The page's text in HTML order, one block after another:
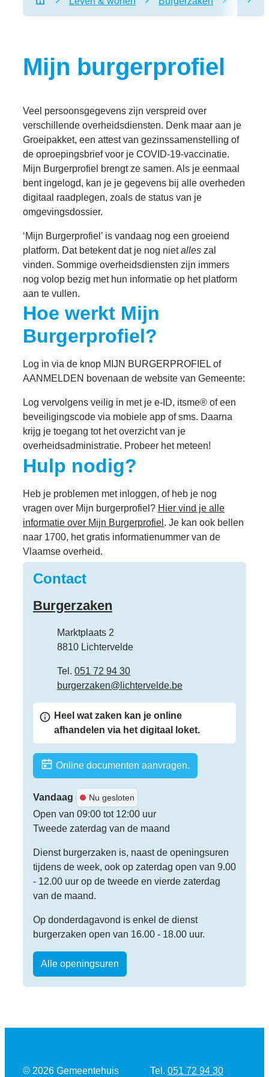
Startpagina
Mijn burgerprofiel
Veel persoonsgegevens zijn verspreid over
verschillende overheidsdiensten. Denk maar aan je
Groeipakket, een attest van gezinssamenstelling of
de oproepingsbrief voor je COVID-19-vaccinatie.
Mijn Burgerprofiel brengt ze samen. Als je eenmaal
bent ingelogd, kan je je gegevens bij alle overheden
digitaal raadplegen, zoals de status van je
omgevingsdossier.
‘Mijn Burgerprofiel’ is vandaag nog een groeiend
platform. Dat betekent dat je nog nietalles zal
vinden. Sommige overheidsdiensten zijn immers
nog volop bezig met hun informatie op het platform
aan te vullen.
Hoe werkt Mijn
Burgerprofiel?
Log in via de knop MIJN BURGERPROFIEL of
AANMELDEN bovenaan de website van Gemeente:
Log vervolgens veilig in met je e-ID, itsme® of een
beveiligingscode via mobiele app of sms. Daarna
krijg je toegang tot het overzicht van je
overheidsadministratie. Probeer het meteen!
Hulp nodig?
Heb je problemen met inloggen, of heb je nog
vragen over Mijn burgerprofiel? Hier vind je alle
informatie over Mijn Burgerprofiel . Je kan ook bellen
naar 1700, het gratis informatienummer van de
Vlaamse overheid.
Contact
Burgerzaken
AdresMarktplaats 2
,8810 Lichtervelde
051 72 94 30
E-mailburgerzaken@ lichtervelde.be
Heel wat zaken kan je online
afhandelen via het digitaal loket.
Online documenten aanvragen.
Vandaag Nu gesloten
Open van 09:00 tot 12:00 uur
Tweede zaterdag van de maand
Dienst burgerzaken is, naast de openingsuren
tijdens de week, ook op zaterdag open van 9.00
- 12.00 uur op de tweede en vierde zaterdag
van de maand.
Op donderdagavond is enkel de dienst
burgerzaken open van 16.00 - 18.00 uur.
Alle openingsuren
© 2026 Gemeentehuis 051 72 94 30